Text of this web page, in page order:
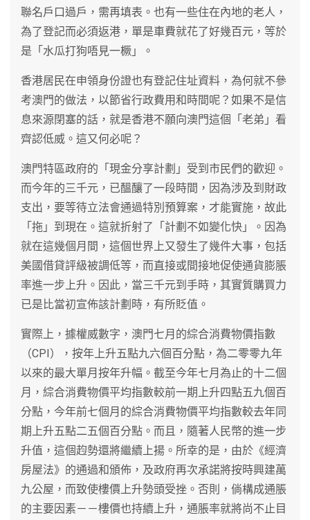
聯名戶口過戶，需再填表。也有一些住在內地的老人，
為了登記而必須返港，單是車費就花了好幾百元，等於
是「水瓜打狗唔見一橛」。
香港居民在申領身份證也有登記住址資料，為何就不參
考澳門的做法，以節省行政費用和時間呢？如果不是信
息來源閉塞的話，就是香港不願向澳門這個「老弟」看
齊認低威。這又何必呢？
澳門特區政府的「現金分享計劃」受到市民們的歡迎。
而今年的三千元，已醞釀了一段時間，因為涉及到財政
支出，要等待立法會通過特別預算案，才能實施，故此
「拖」到現在。這就折射了「計劃不如變化快」。因為
就在這幾個月間，這個世界上又發生了幾件大事，包括
美國借貸評級被調低等，而直接或間接地促使通貨膨脹
率進一步上升。因此，當三千元到手時，其實質購買力
已是比當初宣佈該計劃時，有所貶值。
實際上，據權威數字，澳門七月的綜合消費物價指數
（CPI），按年上升五點九六個百分點，為二零零九年
以來的最大單月按年升幅。截至今年七月為止的十二個
月，綜合消費物價平均指數較前一期上升四點五九個百
分點，今年前七個月的綜合消費物價平均指數較去年同
期上升五點二五個百分點。而且，隨著人民幣的進一步
升值，這個赹勢還將繼續上揚。所幸的是，由於《經濟
房屋法》的通過和頒佈，及政府再次承諾將按時興建萬
九公屋，而致使樓價上升勢頭受挫。否則，倘構成通脹
的主要因素－－樓價也持續上升，通脹率就將尚不止目